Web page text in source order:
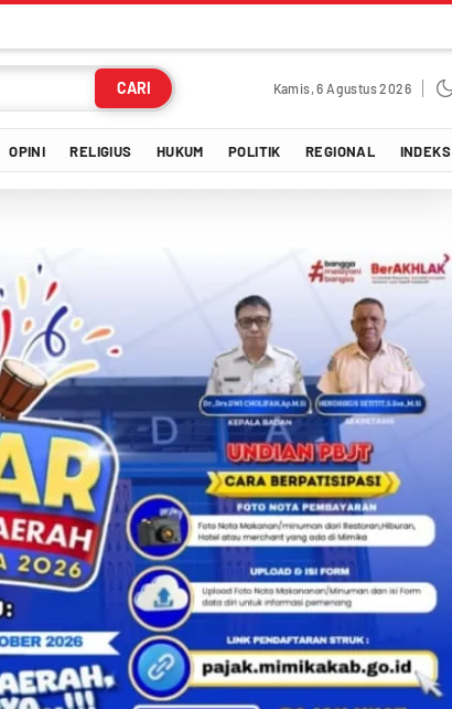
CARI Kamis, 6 Agustus 2026
OPINI RELIGIUS HUKUM POLITIK REGIONAL INDEKS